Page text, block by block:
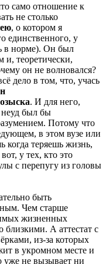
само отношение к
не столько
, о котором я
единственного, у
в норме). Он был
и, теоретически,
он не волновался?
дело в том, что, учась
. И для него,
был бы
Потому что
в этом вузе или
когда теряешь жизнь,
у тех, кто это
с перепугу из головы
быть
Чем старше
жизненных
близкими. А аттестат с
из-за которых
в укромном месте и
уже не вызывает ни